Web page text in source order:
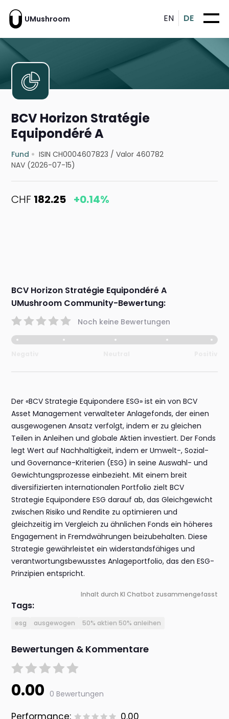
UMushroom EN DE
BCV Horizon Stratégie
Equipondéré A
Fund ISIN CH0004607823 /Valor 460782
NAV (2026-07-15)
CHF 182.25 +0.14%
BCV Horizon Stratégie Equipondéré A
UMushroom Community-Bewertung:
Noch keine Bewertungen
Der «BCV Strategie Equipondere ESG» ist ein von BCV
Asset Management verwalteter Anlagefonds, der einen
ausgewogenen Ansatz verfolgt, indem er zu gleichen
Teilen in Anleihen und globale Aktien investiert. Der Fonds
legt Wert auf Nachhaltigkeit, indem er Umwelt-, Sozial-
und Governance-Kriterien (ESG) in seine Auswahl- und
Gewichtungsprozesse einbezieht. Mit einem breit
diversifizierten internationalen Portfolio zielt BCV
Strategie Equipondere ESG darauf ab, das Gleichgewicht
zwischen Risiko und Rendite zu optimieren und
gleichzeitig im Vergleich zu ähnlichen Fonds ein höheres
Engagement in Fremdwährungen beizubehalten. Diese
Strategie gewährleistet ein widerstandsfähiges und
verantwortungsbewusstes Anlageportfolio, das den ESG-
Prinzipien entspricht.
Inhalt durch KI Chatbot zusammengefasst
Tags:
esg ausgewogen 50% aktien 50% anleihen
Bewertungen & Kommentare
0.00 0 Bewertungen
Performance:
0.00